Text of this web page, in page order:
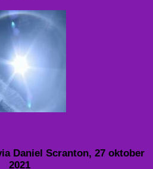
Daniel Scranton, 27 oktober
2021